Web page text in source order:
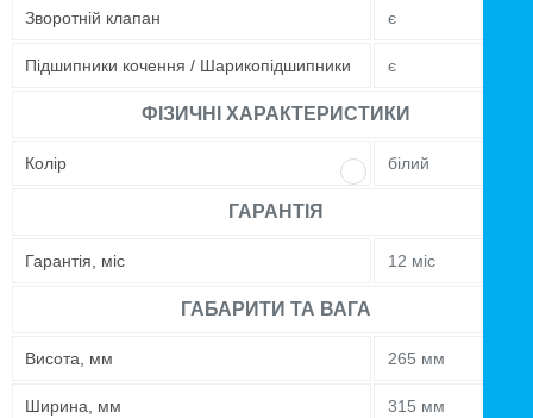
Зворотній клапан є
Підшипники кочення / Шарикопідшипники є
ФІЗИЧНІ ХАРАКТЕРИСТИКИ
Колір білий
ГАРАНТІЯ
Гарантія, міс 12 міс
ГАБАРИТИ ТА ВАГА
Висота, мм 265 мм
Ширина, мм 315 мм